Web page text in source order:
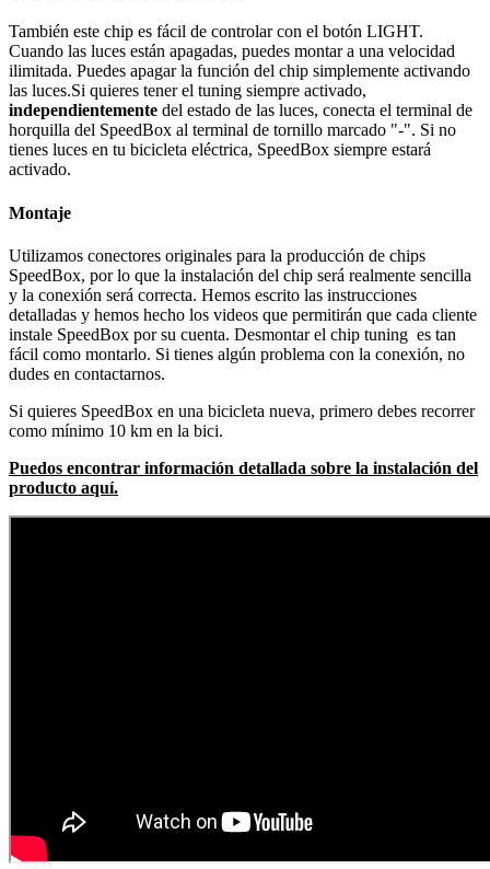
También este chip es fácil de controlar con el botón LIGHT.
Cuando las luces están apagadas, puedes montar a una velocidad
ilimitada. Puedes apagar la función del chip simplemente activando
las luces.Si quieres tener el tuning siempre activado,
independientemente del estado de las luces, conecta el terminal de
horquilla del SpeedBox al terminal de tornillo marcado "-". Si no
tienes luces en tu bicicleta eléctrica, SpeedBox siempre estará
activado.
Montaje
Utilizamos conectores originales para la producción de chips
SpeedBox, por lo que la instalación del chip será realmente sencilla
y la conexión será correcta. Hemos escrito las instrucciones
detalladas y hemos hecho los videos que permitirán que cada cliente
instale SpeedBox por su cuenta. Desmontar el chip tuning es tan
fácil como montarlo. Si tienes algún problema con la conexión, no
dudes en contactarnos.
Si quieres SpeedBox en una bicicleta nueva, primero debes recorrer
como mínimo 10 km en la bici.
Puedos encontrar información detallada sobre la instalación del
producto aquí.